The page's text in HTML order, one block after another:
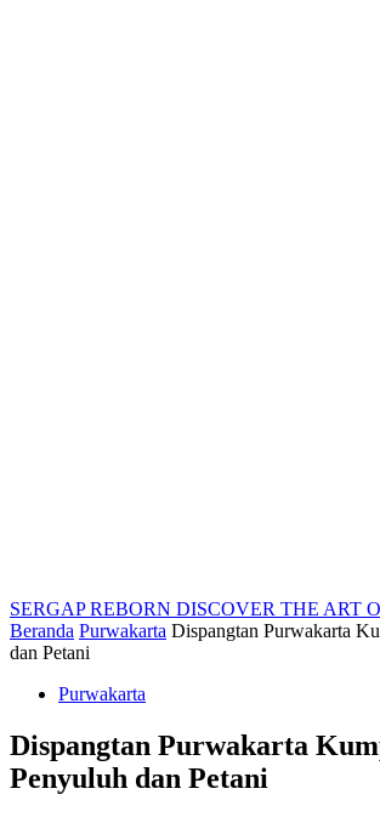
SERGAP REBORN DISCOVER THE ART
Beranda Purwakarta Dispangtan Purwakarta
dan Petani
Purwakarta
Dispangtan Purwakarta
Penyuluh dan Petani